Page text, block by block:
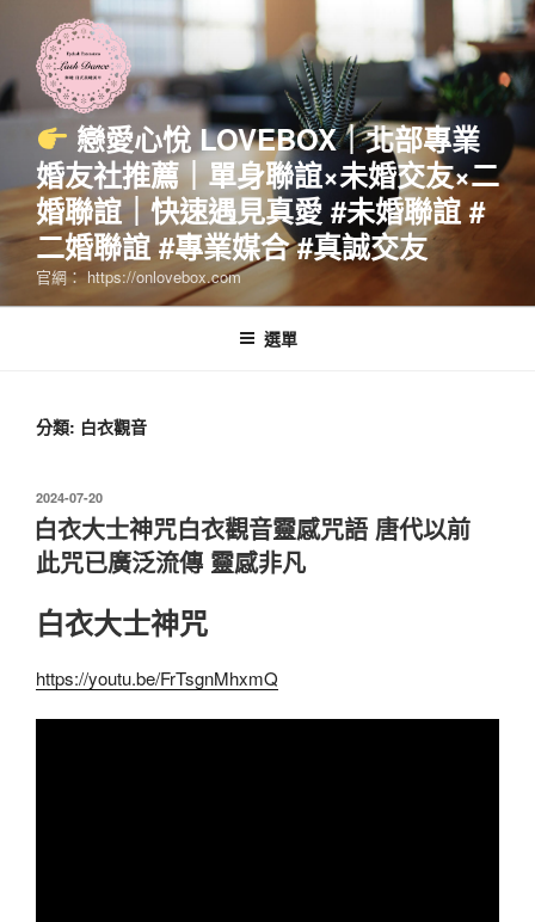
要
戀愛心悅 LOVEBOX｜北部專業
婚友社推薦｜單身聯誼×未婚交友×二
婚聯誼｜快速遇見真愛 #未婚聯誼 #
二婚聯誼 #專業媒合 #真誠交友
官網： https://onlovebox.com
選單
分類: 白衣觀音
發
佈
於
2024-07-20
白衣大士神咒白衣觀音靈感咒語 唐代以前
此咒已廣泛流傳 靈感非凡
白衣大士神咒
https://youtu.be/FrTsgnMhxmQ